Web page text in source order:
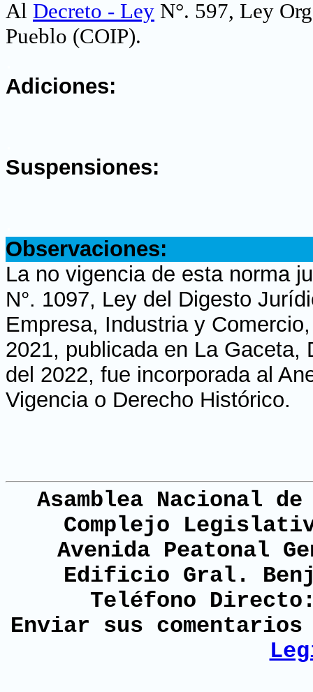
Al Decreto - Ley N°. 597, Ley
Pueblo (COIP).
Adiciones:
Suspensiones:
Observaciones:
La no vigencia de esta norma
N°. 1097, Ley del Digesto
Empresa, Industria y
2021, publicada en La Gaceta,
del 2022, fue incorporada al
Vigencia o Derecho Histórico.
Asamblea Nacional
Complejo
Avenida Peatonal
Edificio Gral.
Teléfono
Enviar sus